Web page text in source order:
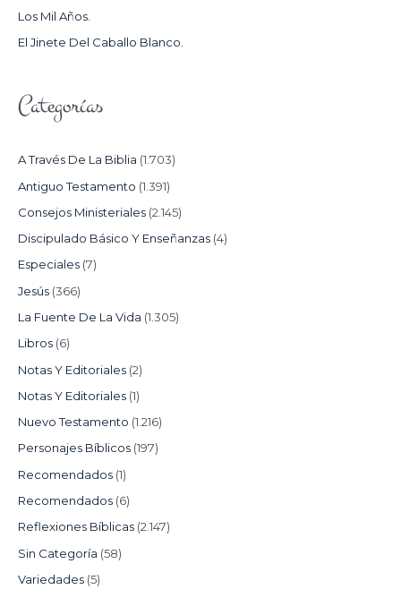
:Los Mil Años.
El Jinete Del Caballo Blanco.
Categorías
A Través De La Biblia (1.703)
Antiguo Testamento (1.391)
Consejos Ministeriales (2.145)
Discipulado Básico Y Enseñanzas (4)
Especiales (7)
Jesús (366)
La Fuente De La Vida (1.305)
Libros (6)
Notas Y Editoriales (2)
Notas Y Editoriales (1)
Nuevo Testamento (1.216)
Personajes Bíblicos (197)
Recomendados (1)
Recomendados (6)
Reflexiones Bíblicas (2.147)
Sin Categoría (58)
Variedades (5)